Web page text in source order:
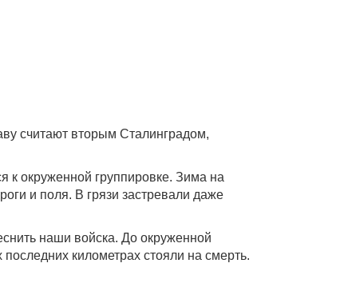
считают вторым Сталинградом,
к окруженной группировке. Зима на
и поля. В грязи застревали даже
наши войска. До окруженной
километрах стояли на смерть.